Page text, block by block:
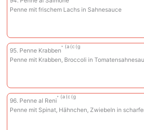
Penne mit frischem Lachs in Sahnesauce
95. Penne Krabben
a c g
Penne mit Krabben, Broccoli in
96. Penne al Reni
a c g
Penne mit Spinat, Hähnchen, Zwiebeln in